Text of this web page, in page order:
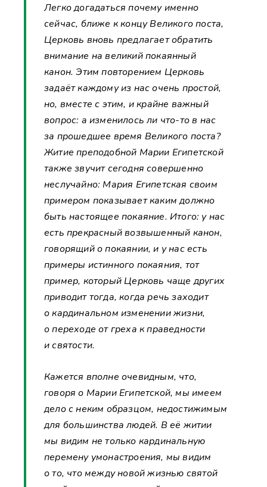
Легко догадаться почему именно
сейчас, ближе к концу Великого поста,
Церковь вновь предлагает обратить
внимание на великий покаянный
канон. Этим повторением Церковь
задаёт каждому из нас очень простой,
но, вместе с этим, и крайне важный
вопрос: а изменилось ли что-то в нас
за прошедшее время Великого поста?
Житие преподобной Марии Египетской
также звучит сегодня совершенно
неслучайно: Мария Египетская своим
примером показывает каким должно
быть настоящее покаяние. Итого: у нас
есть прекрасный возвышенный канон,
говорящий о покаянии, и у нас есть
примеры истинного покаяния, тот
пример, который Церковь чаще других
приводит тогда, когда речь заходит
о кардинальном изменении жизни,
о переходе от греха к праведности
и святости.
Кажется вполне очевидным, что,
говоря о Марии Египетской, мы имеем
дело с неким образцом, недостижимым
для большинства людей. В её житии
мы видим не только кардинальную
перемену умонастроения, мы видим
о то, что между новой жизнью святой